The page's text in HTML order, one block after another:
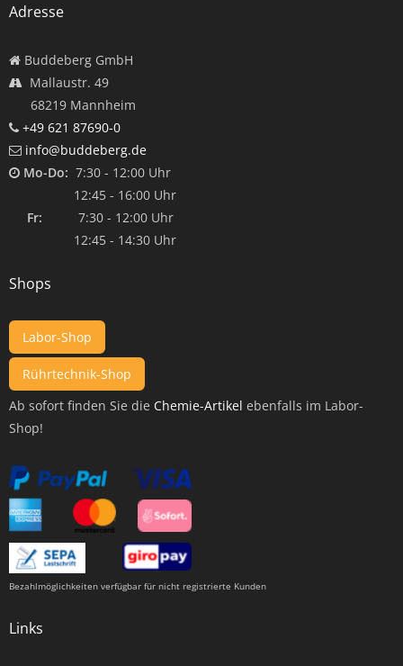
Adresse
Buddeberg GmbH
Mallaustr. 49
68219 Mannheim
+49 621 87690-0
info@buddeberg.de
Mo-Do: 7:30 - 12:00 Uhr
12:45 - 16:00 Uhr
Fr: 7:30 - 12:00 Uhr
12:45 - 14:30 Uhr
Shops
Labor-Shop
Rührtechnik-Shop
Ab sofort finden Sie die Chemie-Artikel ebenfalls im Labor-
Shop!
Bezahlmöglichkeiten verfügbar für nicht registrierte Kunden
Links